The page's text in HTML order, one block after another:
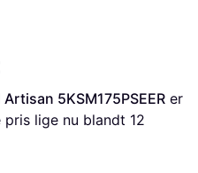
5KSM175PSEER
lige nu blandt 12